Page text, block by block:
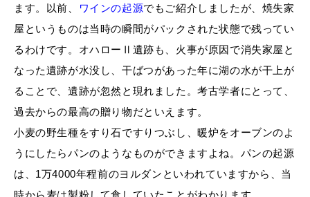
ます。以前、
ワインの起源でもご紹介しましたが、焼失家
屋というものは当時の瞬間がパックされた状態で残ってい
るわけです。オハローⅡ遺跡も、火事が原因で消失家屋と
なった遺跡が水没し、干ばつがあった年に湖の水が干上が
ることで、遺跡が忽然と現れました。考古学者にとって、
過去からの最高の贈り物だといえます。
小麦の野生種をすり石ですりつぶし、暖炉をオーブンのよ
うにしたらパンのようなものができますよね。パンの起源
は、1万4000年程前のヨルダンといわれていますから、当